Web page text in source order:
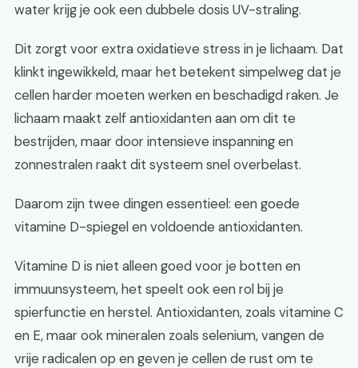
water krijg je ook een dubbele dosis UV-straling.
Dit zorgt voor extra oxidatieve stress in je lichaam. Dat
klinkt ingewikkeld, maar het betekent simpelweg dat je
cellen harder moeten werken en beschadigd raken. Je
lichaam maakt zelf antioxidanten aan om dit te
bestrijden, maar door intensieve inspanning en
zonnestralen raakt dit systeem snel overbelast.
Daarom zijn twee dingen essentieel: een goede
vitamine D-spiegel en voldoende antioxidanten.
Vitamine D is niet alleen goed voor je botten en
immuunsysteem, het speelt ook een rol bij je
spierfunctie en herstel. Antioxidanten, zoals vitamine C
en E, maar ook mineralen zoals selenium, vangen de
vrije radicalen op en geven je cellen de rust om te